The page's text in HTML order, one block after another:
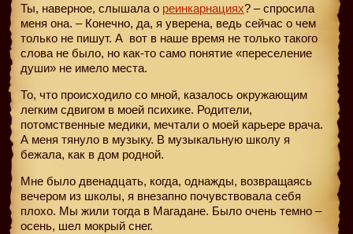
Ты, наверное, слышала о реинкарнациях? – спросила
меня она. – Конечно, да, я уверена, ведь сейчас о чем
только не пишут. А вот в наше время не только такого
слова не было, но как-то само понятие «переселение
души» не имело места.
То, что происходило со мной, казалось окружающим
легким сдвигом в моей психике. Родители,
потомственные медики, мечтали о моей карьере врача.
А меня тянуло в музыку. В музыкальную школу я
бежала, как в дом родной.
Мне было двенадцать, когда, однажды, возвращаясь
вечером из школы, я внезапно почувствовала себя
плохо. Мы жили тогда в Магадане. Было очень темно –
осень, шел мокрый снег.